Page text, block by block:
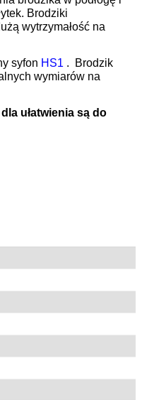
Brodziki
wytrzymałość na
syfon HS1 . Brodzik
wymiarów na
ułatwienia są do